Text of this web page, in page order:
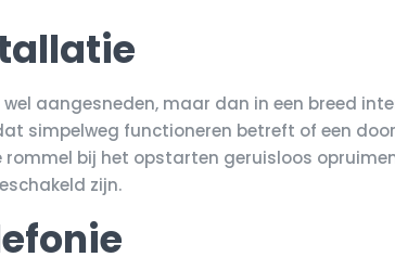
aangesneden, maar dan in een breed
simpelweg functioneren betreft of een
bij het opstarten geruisloos
zijn.